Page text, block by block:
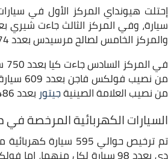
والمركز الخامس لصالح مرسيدس بعدد 974 سيارة.
من نصيب العلامة الصينيةجيتور بعدد 486 سيارة.
السيارات الكهربائية المرخصة في
تم ترخيص حوالي